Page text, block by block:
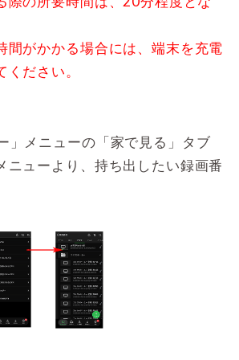
間がかかる場合には、端末を充電
ください。
」メニューの「家で見る」タブ
ニューより、持ち出したい録画番